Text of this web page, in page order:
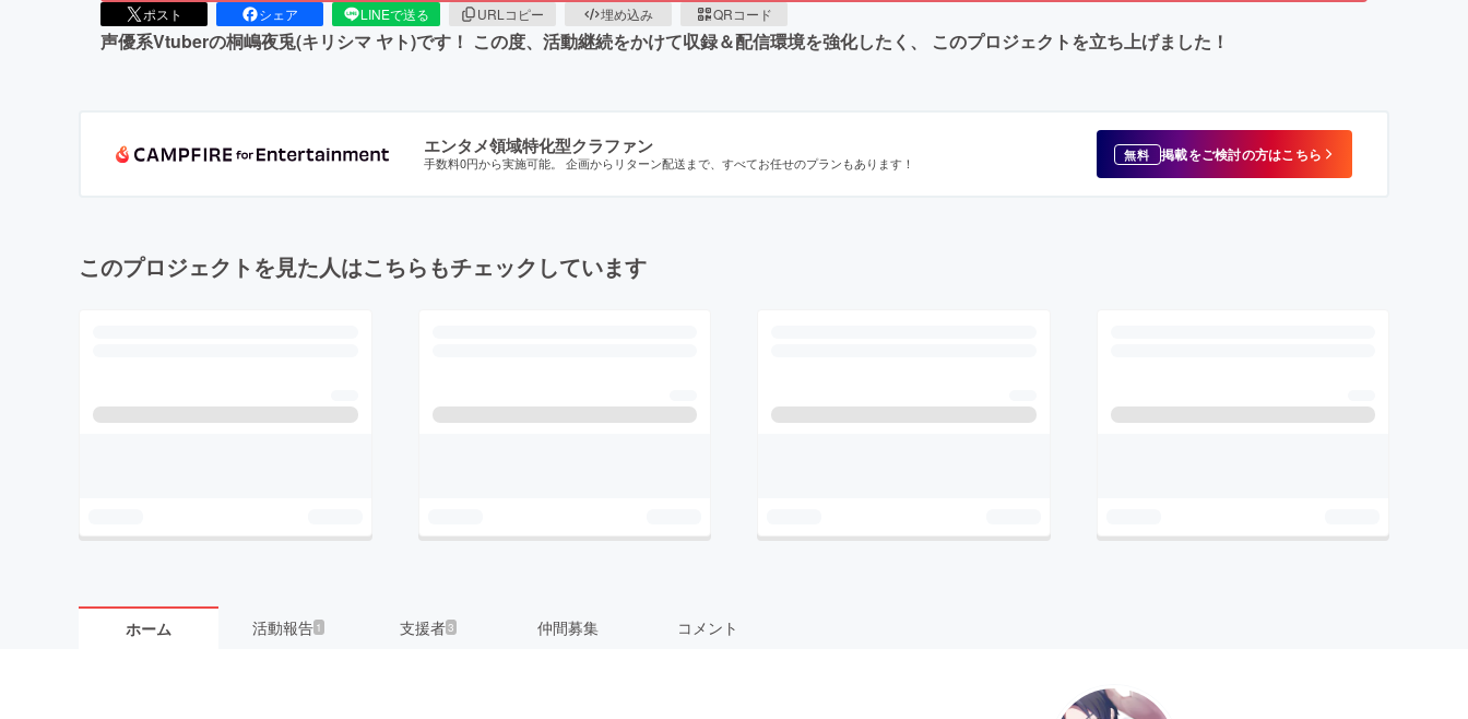
ポスト シェア LINEで送る URLコピー 埋め込み QRコード
声優系Vtuberの桐嶋夜兎(キリシマ ヤト)です！ この度、活動継続をかけて収録＆配信環境を強化したく、 このプロジェクトを立ち上げました！
エンタメ領域特化型クラファン
手数料0円から実施可能。 企画からリターン配送まで、すべてお任せのプランもあります！ 無料 掲載をご検討の方はこちら
このプロジェクトを見た人はこちらもチェックしています
ホーム 活動報告 1 支援者3 仲間募集 コメント